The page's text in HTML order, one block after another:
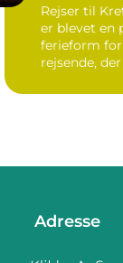
Rejser til
er blevet en
ferieform
rejsende,
Adresse